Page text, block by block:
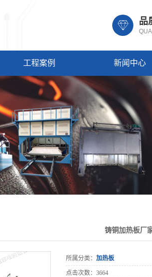
品
工程案例 新闻中心
铸铜加热板厂
所属分类： 加热板
点击次数： 3664